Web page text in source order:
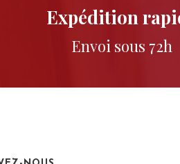
Expédition
Envoi sous 72h